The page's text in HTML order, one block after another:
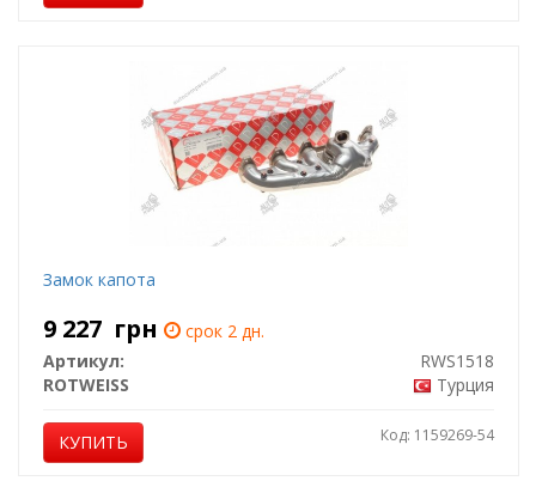
Замок капота
9 227 грн
срок 2 дн.
Артикул:
RWS1518
ROTWEISS
Турция
КУПИТЬ Код: 1159269-54